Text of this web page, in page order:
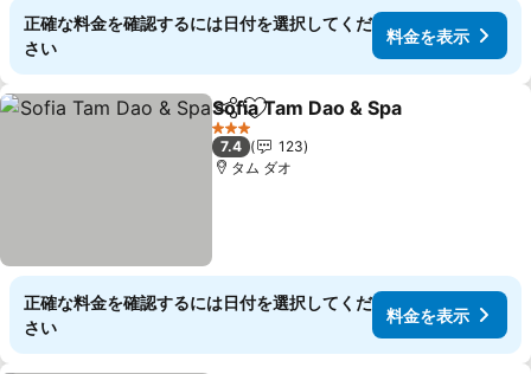
正確な料金を確認するには日付を選択してくだ
さい
料金を表示
シェアお気に入りに追加
Sofia Tam Dao & Spa
3 ホテルのランク
7.4
123
タム ダオ
正確な料金を確認するには日付を選択してくだ
さい
料金を表示